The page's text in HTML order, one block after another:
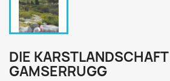
DIE
GAMSERRUGG